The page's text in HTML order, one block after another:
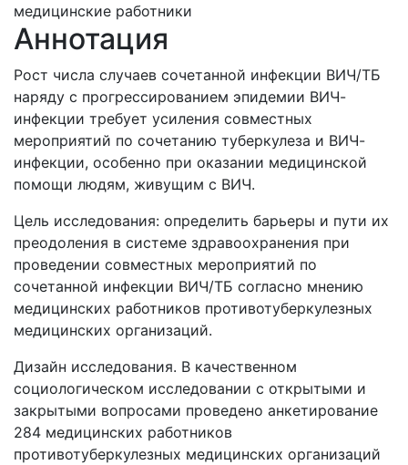
медицинские работники
Аннотация
Рост числа случаев сочетанной инфекции ВИЧ/ТБ
наряду с прогрессированием эпидемии ВИЧ-
инфекции требует усиления совместных
мероприятий по сочетанию туберкулеза и ВИЧ-
инфекции, особенно при оказании медицинской
помощи людям, живущим с ВИЧ.
Цель исследования: определить барьеры и пути их
преодоления в системе здравоохранения при
проведении совместных мероприятий по
сочетанной инфекции ВИЧ/ТБ согласно мнению
медицинских работников противотуберкулезных
медицинских организаций.
Дизайн исследования. В качественном
социологическом исследовании с открытыми и
закрытыми вопросами проведено анкетирование
284 медицинских работников
противотуберкулезных медицинских организаций